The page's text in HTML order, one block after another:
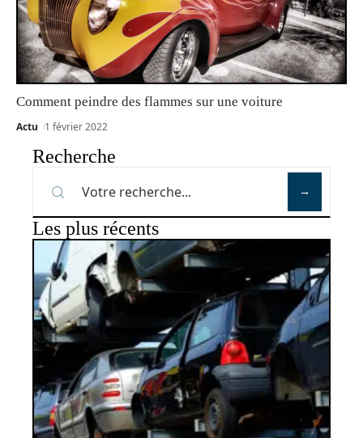
Comment peindre des flammes sur une voiture
Actu 1 février 2022
Recherche
Les plus récents